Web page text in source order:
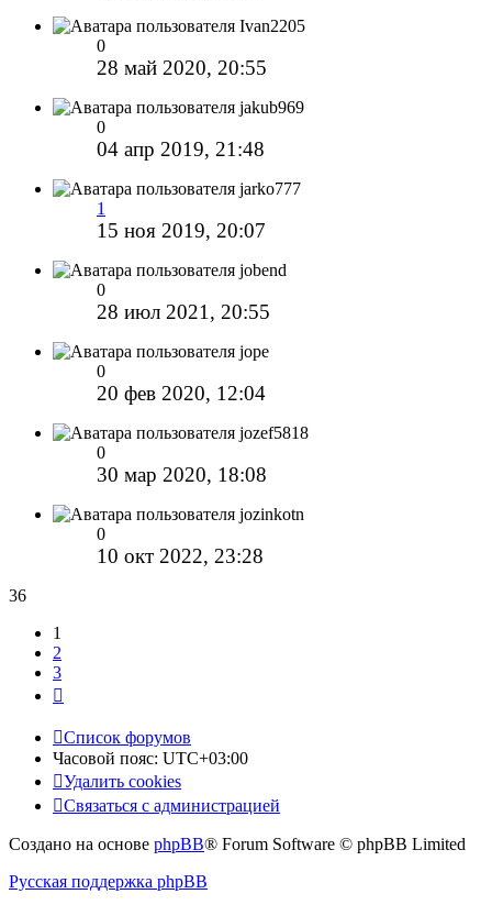
Ivan2205
0
28 май 2020, 20:55
jakub969
0
04 апр 2019, 21:48
jarko777
1
15 ноя 2019, 20:07
jobend
0
28 июл 2021, 20:55
jope
0
20 фев 2020, 12:04
jozef5818
0
30 мар 2020, 18:08
jozinkotn
0
10 окт 2022, 23:28
36
1
2
3
Список форумов
Часовой пояс: UTC+03:00
Удалить cookies
Связаться с администрацией
Создано на основе phpBB® Forum Software © phpBB Limited
Русская поддержка phpBB